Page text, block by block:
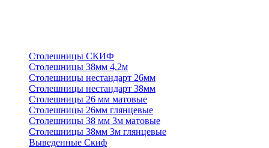
Столешницы СКИФ
Столешницы 38мм 4,2м
Столешницы нестандарт 26мм
Столешницы нестандарт 38мм
Столешницы 26 мм матовые
Столешницы 26мм глянцевые
Столешницы 38 мм 3м матовые
Столешницы 38мм 3м глянцевые
Выведенные Скиф